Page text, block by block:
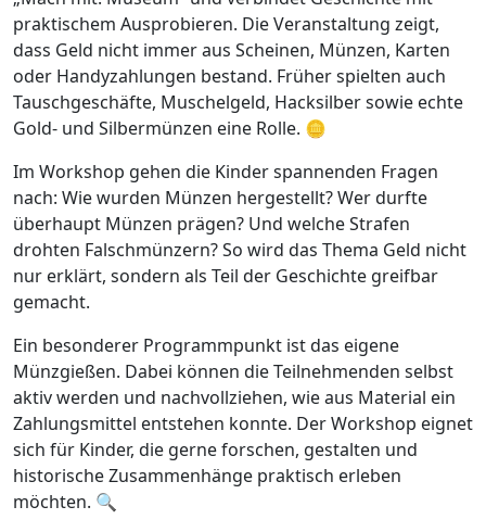
praktischem Ausprobieren. Die Veranstaltung zeigt,
dass Geld nicht immer aus Scheinen, Münzen, Karten
oder Handyzahlungen bestand. Früher spielten auch
Tauschgeschäfte, Muschelgeld, Hacksilber sowie echte
Gold- und Silbermünzen eine Rolle. 🪙
Im Workshop gehen die Kinder spannenden Fragen
nach: Wie wurden Münzen hergestellt? Wer durfte
überhaupt Münzen prägen? Und welche Strafen
drohten Falschmünzern? So wird das Thema Geld nicht
nur erklärt, sondern als Teil der Geschichte greifbar
gemacht.
Ein besonderer Programmpunkt ist das eigene
Münzgießen. Dabei können die Teilnehmenden selbst
aktiv werden und nachvollziehen, wie aus Material ein
Zahlungsmittel entstehen konnte. Der Workshop eignet
sich für Kinder, die gerne forschen, gestalten und
historische Zusammenhänge praktisch erleben
möchten. 🔍